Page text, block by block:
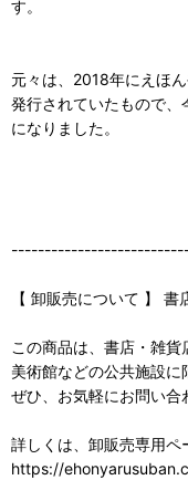
す。
元々は、2018年にえほ
発行されていたもので、
になりました。
【 卸販売について 】
この商品は、書店・雑貨
美術館などの公共施設に
ぜひ、お気軽にお問い合
詳しくは、卸販売専用ペ
https://